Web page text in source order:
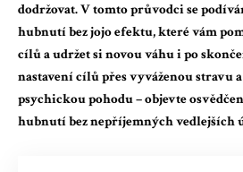
dodržovat. V tomto průvodci se
hubnutí bez jojo efektu, které vám
cílů a udržet si novou váhu i po
nastavení cílů přes vyváženou stravu
psychickou pohodu – objevte
hubnutí bez nepříjemných vedlejších